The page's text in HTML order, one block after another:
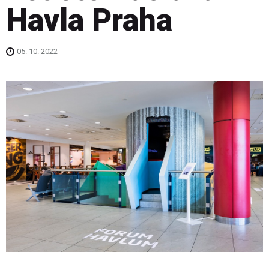
Havla Praha
05. 10. 2022